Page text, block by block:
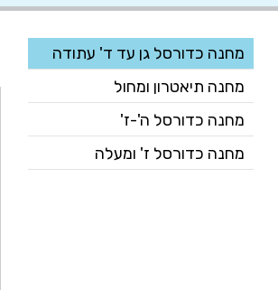
מחנה כדורסל גן עד ד' עתודה
מחנה תיאטרון ומחול
מחנה כדורסל ה'-ז'
מחנה כדורסל ז' ומעלה